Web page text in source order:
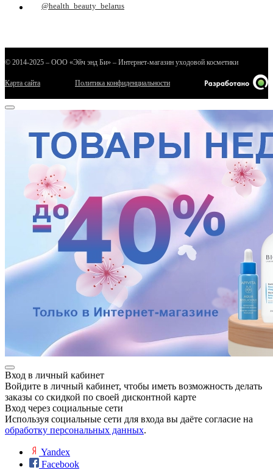
@health_beauty_belarus
© 2014-2025 – ООО «Эйч энд Би» – Интернет-магазин уходовой косметики
Карта сайта Политика конфиденциальности
Вход в личный кабинет
Войдите в личный кабинет, чтобы иметь возможность делать
заказы со скидкой по своей дисконтной карте
Вход через социальные сети
Используя социальные сети для входа вы даёте согласие на
обработку персональных данных.
Yandex
Facebook